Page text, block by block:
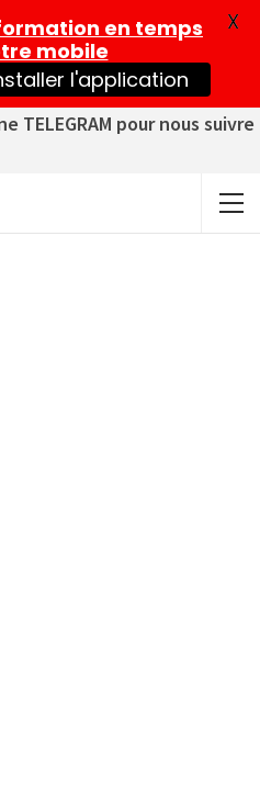
TELEGRAM pour nous suivre
en temps
mobile
l'application
X